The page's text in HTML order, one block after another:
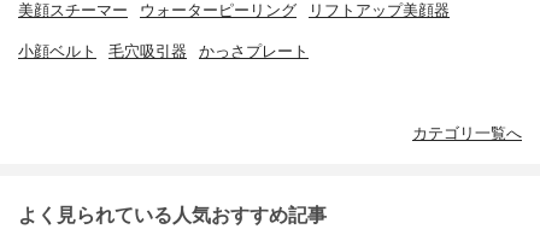
美顔スチーマー ウォーターピーリング リフトアップ美顔器
小顔ベルト 毛穴吸引器 かっさプレート
カテゴリ一覧へ
よく見られている人気おすすめ記事